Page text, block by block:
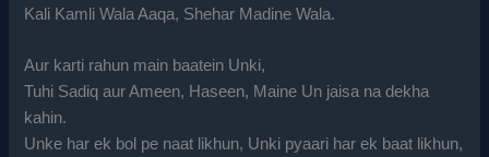
Kali Kamli Wala Aaqa, Shehar Madine Wala.
Aur karti rahun main baatein Unki,
Tuhi Sadiq aur Ameen, Haseen, Maine Un jaisa na dekha
kahin.
Unke har ek bol pe naat likhun, Unki pyaari har ek baat likhun,